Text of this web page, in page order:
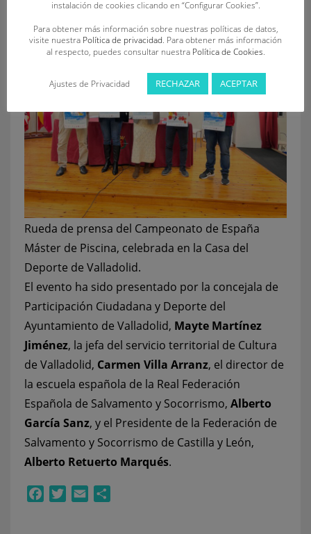
Rueda de prensa del Campeonato de España
Máster de Piscina, celebrada en la Casa del
Deporte de Valladolid.
El evento ha sido presentado por la concejala de
Participación Ciudadana y Deporte del
Ayuntamiento de Valladolid, Mayte Martínez
Jiménez, la jefa del servicio territorial de Cultura
de Valladolid, Carmen Villa Arranz, el director de
la escuela española de la Real Federación
Española de Salvamento y Socorrismo, Alberto
García Sanz, y el Presidente de la Federación de
Salvamento y Socorrismo de Castilla y León,
Alberto Retuerto Marqués.
FacebookTwitterEmail
instalación de cookies clicando en “Configurar Cookies”.
Para obtener más información sobre nuestras políticas de datos,
visite nuestra Política de privacidad. Para obtener más información
al respecto, puedes consultar nuestra Política de Cookies.
Ajustes de Privacidad RECHAZAR ACEPTAR